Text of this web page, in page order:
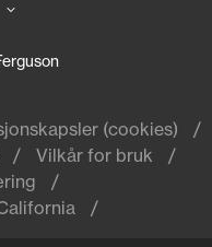
(cookies)
Vilkår for bruk